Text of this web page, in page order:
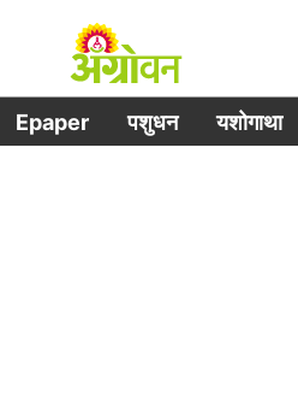
Epaper पशुधन यशोगाथा